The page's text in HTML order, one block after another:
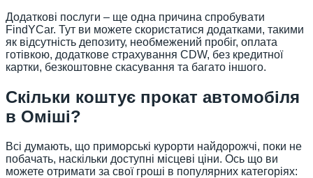
Додаткові послуги – ще одна причина спробувати
FindYCar. Тут ви можете скористатися додатками, такими
як відсутність депозиту, необмежений пробіг, оплата
готівкою, додаткове страхування CDW, без кредитної
картки, безкоштовне скасування та багато іншого.
Скільки коштує прокат автомобіля
в Оміші?
Всі думають, що приморські курорти найдорожчі, поки не
побачать, наскільки доступні місцеві ціни. Ось що ви
можете отримати за свої гроші в популярних категоріях: